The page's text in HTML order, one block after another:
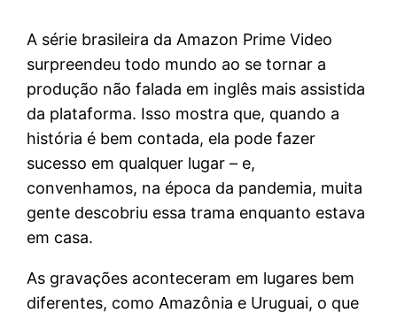
A série brasileira da Amazon Prime Video
surpreendeu todo mundo ao se tornar a
produção não falada em inglês mais assistida
da plataforma. Isso mostra que, quando a
história é bem contada, ela pode fazer
sucesso em qualquer lugar – e,
convenhamos, na época da pandemia, muita
gente descobriu essa trama enquanto estava
em casa.
As gravações aconteceram em lugares bem
diferentes, como Amazônia e Uruguai, o que